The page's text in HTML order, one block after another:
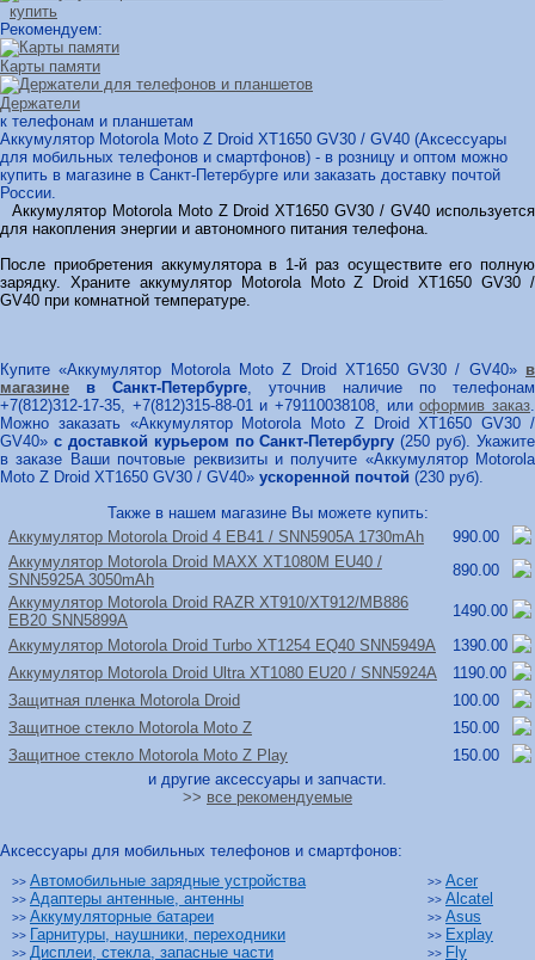
купить
Рекомендуем:
Карты памяти
Держатели
к телефонам и планшетам
Аккумулятор Motorola Moto Z Droid XT1650 GV30 / GV40 (Аксессуары
для мобильных телефонов и смартфонов) - в розницу и оптом можно
купить в магазине в Санкт-Петербурге или заказать доставку почтой
России.
Аккумулятор Motorola Moto Z Droid XT1650 GV30 / GV40 используется
для накопления энергии и автономного питания телефона.
После приобретения аккумулятора в 1-й раз осуществите его полную
зарядку. Храните аккумулятор Motorola Moto Z Droid XT1650 GV30 /
GV40 при комнатной температуре.
Купите «Аккумулятор Motorola Moto Z Droid XT1650 GV30 / GV40» в
магазине в Санкт-Петербурге , уточнив наличие по телефонам
+7(812)312-17-35, +7(812)315-88-01 и +79110038108, илиоформив заказ
Можно заказать «Аккумулятор Motorola Moto Z Droid XT1650 GV30 /
GV40» с доставкой курьером по Санкт-Петербургу (250 руб). Укажите
в заказе Ваши почтовые реквизиты и получите «Аккумулятор Motorola
Moto Z Droid XT1650 GV30 / GV40» ускоренной почтой (230 руб).
Также в нашем магазине Вы можете купить:
Аккумулятор Motorola Droid 4 EB41 / SNN5905A 1730mAh
990.00
Аккумулятор Motorola Droid MAXX XT1080M EU40 /
SNN5925A 3050mAh
890.00
Аккумулятор Motorola Droid RAZR XT910/XT912/MB886
EB20 SNN5899A
1490.00
Аккумулятор Motorola Droid Turbo XT1254 EQ40 SNN5949A
1390.00
Аккумулятор Motorola Droid Ultra XT1080 EU20 / SNN5924A
1190.00
Защитная пленка Motorola Droid
100.00
Защитное стекло Motorola Moto Z
150.00
Защитное стекло Motorola Moto Z Play
150.00
и другие аксессуары и запчасти.
>> все рекомендуемые
Аксессуары для мобильных телефонов и смартфонов:
>> Автомобильные зарядные устройства
>> Адаптеры антенные, антенны
>> Аккумуляторные батареи
>> Гарнитуры, наушники, переходники
>> Дисплеи, стекла, запасные части
>> Acer
>> Alcatel
>> Asus
>> Explay
>> Fly